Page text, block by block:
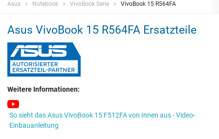
Asus Notebook VivoBook Serie VivoBook 15 R564FA
Asus VivoBook 15 R564FA Ersatzteile
Weitere Informationen:
So sieht das Asus VivoBook 15 F512FA von Innen aus - Video-
Einbauanleitung